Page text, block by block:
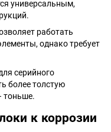
универсальным,
работать
однако требует
серийного
более толстую
тоньше.
к коррозии